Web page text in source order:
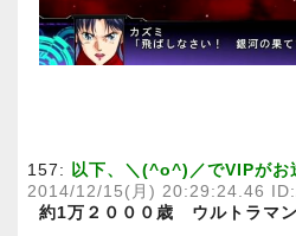
157: 以下、＼(^o^)／でVIPがお
2014/12/15(月) 20:29:24.46
約1万２０００歳 ウルトラマ